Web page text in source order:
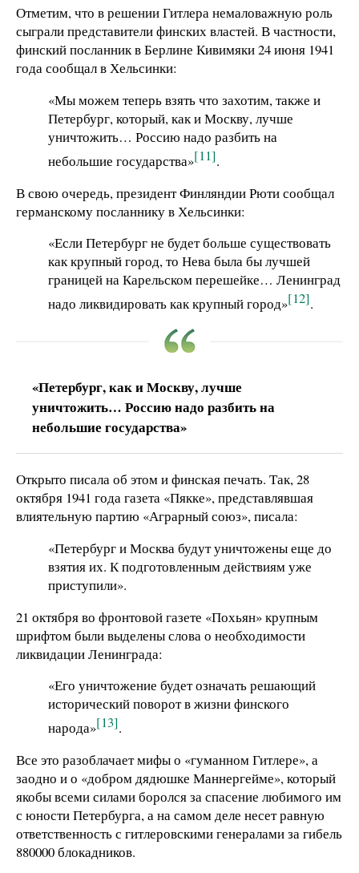
Отметим, что в решении Гитлера немаловажную роль
сыграли представители финских властей. В частности,
финский посланник в Берлине Кивимяки 24 июня 1941
года сообщал в Хельсинки:
«Мы можем теперь взять что захотим, также и
Петербург, который, как и Москву, лучше
уничтожить… Россию надо разбить на
небольшие государства»[11].
В свою очередь, президент Финляндии Рюти сообщал
германскому посланнику в Хельсинки:
«Если Петербург не будет больше существовать
как крупный город, то Нева была бы лучшей
границей на Карельском перешейке… Ленинград
надо ликвидировать как крупный город»[12].
«Петербург, как и Москву, лучше
уничтожить… Россию надо разбить на
небольшие государства»
Открыто писала об этом и финская печать. Так, 28
октября 1941 года газета «Пякке», представлявшая
влиятельную партию «Аграрный союз», писала:
«Петербург и Москва будут уничтожены еще до
взятия их. К подготовленным действиям уже
приступили».
21 октября во фронтовой газете «Похьян» крупным
шрифтом были выделены слова о необходимости
ликвидации Ленинграда:
«Его уничтожение будет означать решающий
исторический поворот в жизни финского
народа»[13].
Все это разоблачает мифы о «гуманном Гитлере», а
заодно и о «добром дядюшке Маннергейме», который
якобы всеми силами боролся за спасение любимого им
с юности Петербурга, а на самом деле несет равную
ответственность с гитлеровскими генералами за гибель
880000 блокадников.